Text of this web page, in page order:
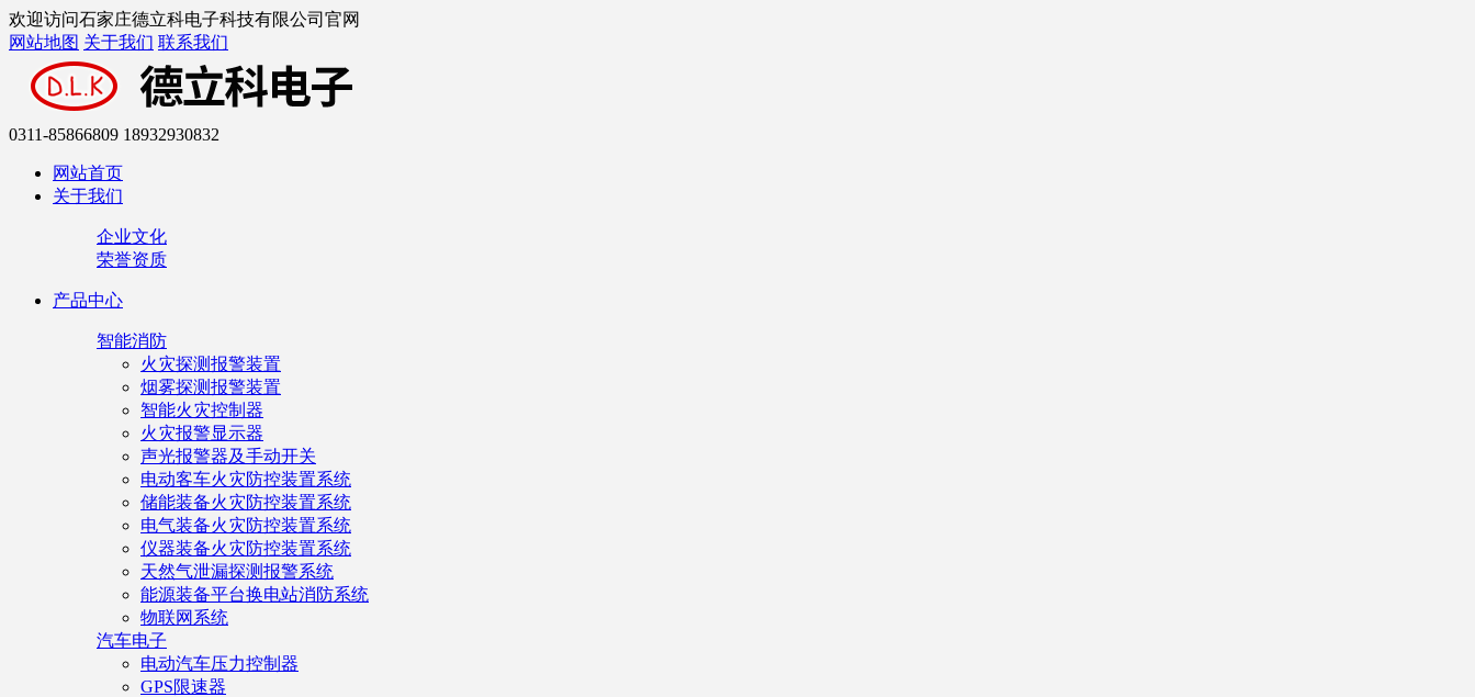
欢迎访问石家庄德立科电子科技有限公司官网
网站地图 关于我们 联系我们
0311-85866809 18932930832
网站首页
关于我们
企业文化
荣誉资质
产品中心
智能消防
火灾探测报警装置
烟雾探测报警装置
智能火灾控制器
火灾报警显示器
声光报警器及手动开关
电动客车火灾防控装置系统
储能装备火灾防控装置系统
电气装备火灾防控装置系统
仪器装备火灾防控装置系统
天然气泄漏探测报警系统
能源装备平台换电站消防系统
物联网系统
汽车电子
电动汽车压力控制器
GPS限速器